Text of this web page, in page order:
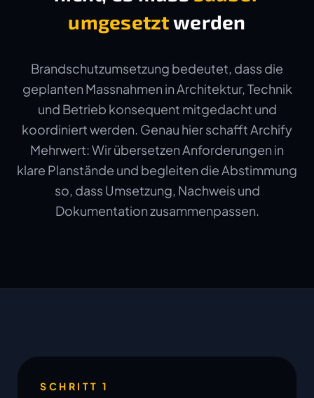
umgesetztwerden
Brandschutzumsetzung bedeutet, dass die
geplanten Massnahmen in Architektur, Technik
und Betrieb konsequent mitgedacht und
koordiniert werden. Genau hier schafft Archify
Mehrwert: Wir übersetzen Anforderungen in
klare Planstände und begleiten die Abstimmung
so, dass Umsetzung, Nachweis und
Dokumentation zusammenpassen.
SCHRITT 1